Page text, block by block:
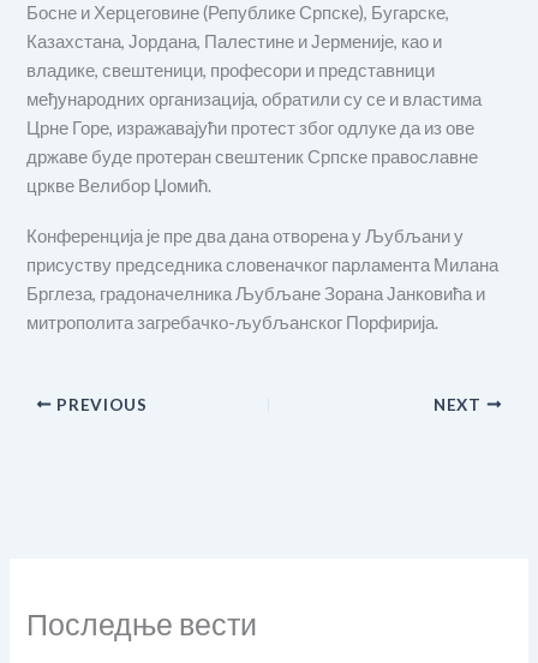
Босне и Херцеговине (Републике Српске), Бугарске,
Казахстана, Јордана, Палестине и Јерменије, као и
владике, свештеници, професори и представници
међународних организација, обратили су се и властима
Црне Горе, изражавајући протест због одлуке да из ове
државе буде протеран свештеник Српске православне
цркве Велибор Џомић.
Конференција је пре два дана отворена у Љубљани у
присуству председника словеначког парламента Милана
Брглеза, градоначелника Љубљане Зорана Јанковића и
митрополита загребачко-љубљанског Порфирија.
PREVIOUS NEXT
Последње вести